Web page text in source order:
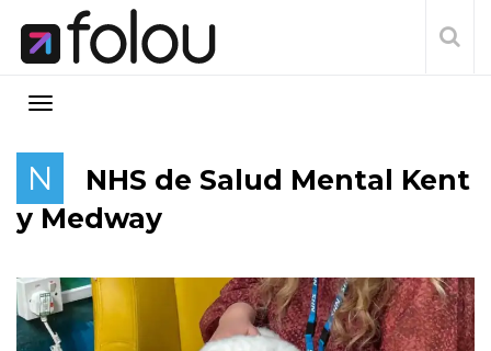
N
NHS de Salud Mental Kent
y Medway